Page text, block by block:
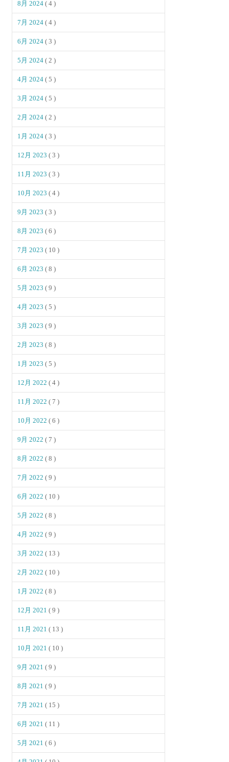
8月 2024( 4 )
7月 2024( 4 )
6月 2024( 3 )
5月 2024( 2 )
4月 2024( 5 )
3月 2024( 5 )
2月 2024( 2 )
1月 2024( 3 )
12月 2023( 3 )
11月 2023( 3 )
10月 2023( 4 )
9月 2023( 3 )
8月 2023( 6 )
7月 2023( 10 )
6月 2023( 8 )
5月 2023( 9 )
4月 2023( 5 )
3月 2023( 9 )
2月 2023( 8 )
1月 2023( 5 )
12月 2022( 4 )
11月 2022( 7 )
10月 2022( 6 )
9月 2022( 7 )
8月 2022( 8 )
7月 2022( 9 )
6月 2022( 10 )
5月 2022( 8 )
4月 2022( 9 )
3月 2022( 13 )
2月 2022( 10 )
1月 2022( 8 )
12月 2021( 9 )
11月 2021( 13 )
10月 2021( 10 )
9月 2021( 9 )
8月 2021( 9 )
7月 2021( 15 )
6月 2021( 11 )
5月 2021( 6 )